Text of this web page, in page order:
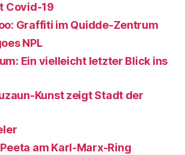
Covid-19
Graffiti im Quidde-Zentrum
NPL
Ein vielleicht letzter Blick ins
Kunst zeigt Stadt der
am Karl-Marx-Ring